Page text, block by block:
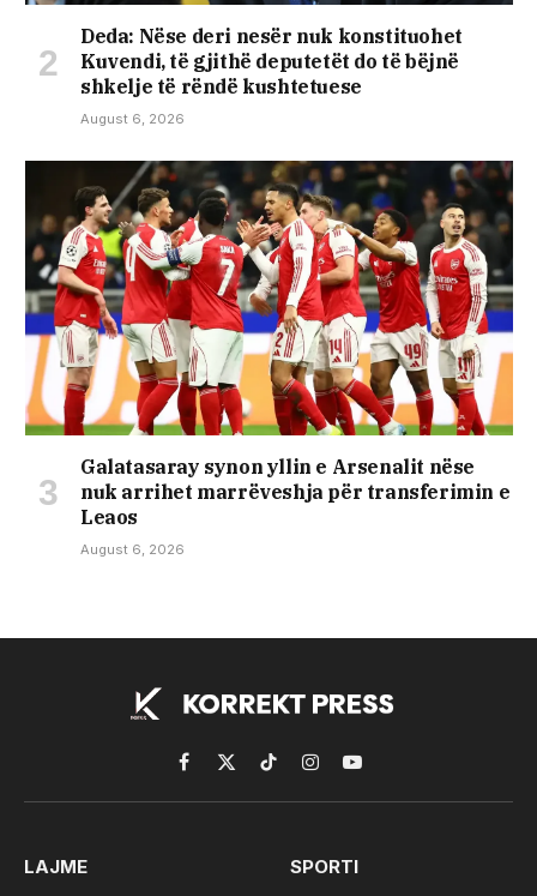
Deda: Nëse deri nesër nuk konstituohet
Kuvendi, të gjithë deputetët do të bëjnë
shkelje të rëndë kushtetuese
August 6, 2026
Galatasaray synon yllin e Arsenalit nëse
nuk arrihet marrëveshja për transferimin e
Leaos
August 6, 2026
Facebook
X
(Twitter)
TikTokInstagramYouTube
LAJME SPORTI